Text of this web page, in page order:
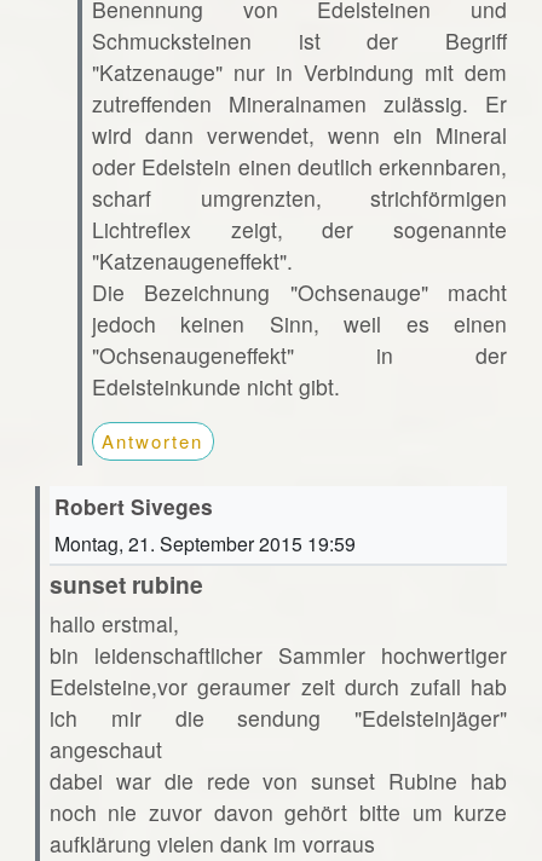
Benennung von Edelsteinen und
Schmucksteinen ist der Begriff
"Katzenauge" nur in Verbindung mit dem
zutreffenden Mineralnamen zulässig. Er
wird dann verwendet, wenn ein Mineral
oder Edelstein einen deutlich erkennbaren,
scharf umgrenzten, strichförmigen
Lichtreflex zeigt, der sogenannte
"Katzenaugeneffekt".
Die Bezeichnung "Ochsenauge" macht
jedoch keinen Sinn, weil es einen
"Ochsenaugeneffekt" in der
Edelsteinkunde nicht gibt.
Antworten
Robert Siveges
Montag, 21. September 2015 19:59
sunset rubine
hallo erstmal,
bin leidenschaftlicher Sammler hochwertiger
Edelsteine,vor geraumer zeit durch zufall hab
ich mir die sendung "Edelsteinjäger"
angeschaut
dabei war die rede von sunset Rubine hab
noch nie zuvor davon gehört bitte um kurze
aufklärung vielen dank im vorraus